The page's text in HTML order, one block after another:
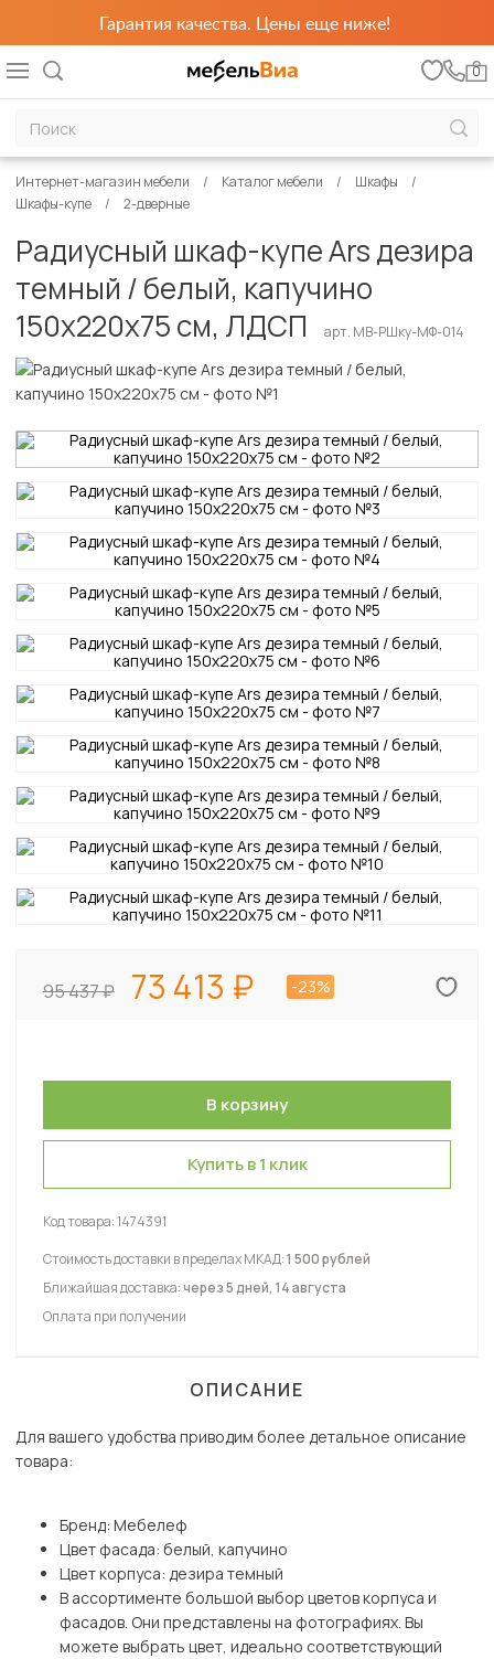
Гарантия качества. Цены еще ниже!
0
Интернет-магазин мебели Каталог мебели
Шкафы
Шкафы-купе
2-дверные
Радиусный шкаф-купе Ars дезира
темный / белый, капучино
150х220х75 см, ЛДСП
арт. MB-РШку-МФ-014
95 437 73 413 -23%
Купить в 1 клик
Код товара:1474391
Стоимость доставки в пределах МКАД:1 500 рублей
Ближайшая доставка:через 5 дней, 14 августа
Оплата при получении
ОПИСАНИЕ
Для вашего удобства приводим более детальное описание
товара:
Бренд: Мебелеф
Цвет фасада: белый, капучино
Цвет корпуса: дезира темный
В ассортименте большой выбор цветов корпуса и
фасадов. Они представлены на фотографиях. Вы
можете выбрать цвет, идеально соответствующий